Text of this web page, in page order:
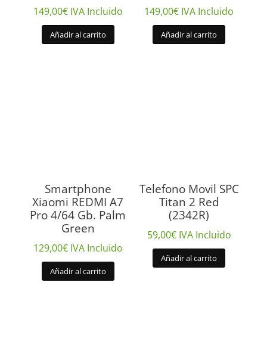
149,00€ IVA Incluido
Añadir al carrito
149,00€ IVA Incluido
Añadir al carrito
Smartphone
Xiaomi REDMI A7
Pro 4/64 Gb. Palm
Green
129,00€ IVA Incluido
Añadir al carrito
Telefono Movil SPC
Titan 2 Red
(2342R)
59,00€ IVA Incluido
Añadir al carrito